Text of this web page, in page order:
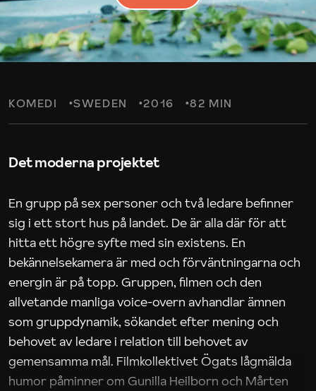
KOMEDI SWEDEN 2016 82 MIN
Det moderna projektet
En grupp på sex personer och två ledare befinner
sig i ett stort hus på landet. De är alla där för att
hitta ett högre syfte med sin existens. En
bekännelsekamera är med och förväntningarna och
energin är på topp. Gruppen, filmen och den
allvetande manliga voice-overn avhandlar ämnen
som gruppdynamik, sökandet efter mening och
behovet av ledare i relation till behovet av
gemensamma mål. Filmkollektivet Ögats lågmälda
humor påminner om Gunilla Heilborn och Mårten